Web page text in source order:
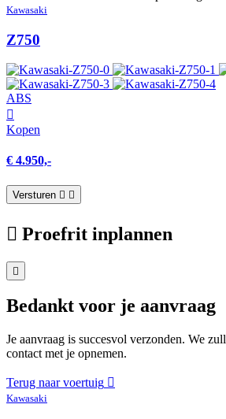
Kawasaki
Z750
ABS
Kopen
€ 4.950,-
Versturen
Proefrit inplannen
Bedankt voor je aanvraag
Je aanvraag is succesvol verzonden. We
contact met je opnemen.
Terug naar voertuig
Kawasaki